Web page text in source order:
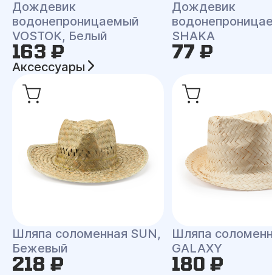
Дождевик
водонепроницаемый
VOSTOK, Белый
163 ₽
Дождевик
SHAKA
77 ₽
Аксессуары
Шляпа соломенная SUN,
Бежевый
218 ₽
Шляпа
GALAXY
180 ₽